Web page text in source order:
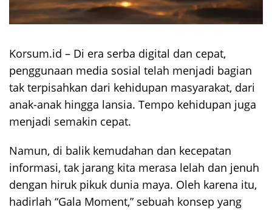
Korsum.id – Di era serba digital dan cepat,
penggunaan media sosial telah menjadi bagian
tak terpisahkan dari kehidupan masyarakat, dari
anak-anak hingga lansia. Tempo kehidupan juga
menjadi semakin cepat.
Namun, di balik kemudahan dan kecepatan
informasi, tak jarang kita merasa lelah dan jenuh
dengan hiruk pikuk dunia maya. Oleh karena itu,
hadirlah “Gala Moment,” sebuah konsep yang